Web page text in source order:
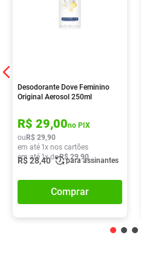
Desodorante Dove Feminino
Original Aerosol 250ml
R$ 29,00no PIX
ou R$ 29,90
em até 1x nos cartões
em até 1x deR$ 29,90
R$28,40 para assinantes
Comprar